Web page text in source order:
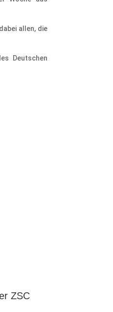
allen, die
Deutschen
ZSC